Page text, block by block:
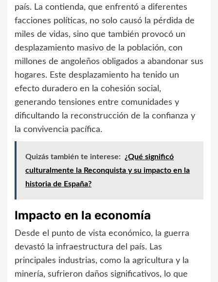
país. La contienda, que enfrentó a diferentes
facciones políticas, no solo causó la pérdida de
miles de vidas, sino que también provocó un
desplazamiento masivo de la población, con
millones de angoleños obligados a abandonar sus
hogares. Este desplazamiento ha tenido un
efecto duradero en la cohesión social,
generando tensiones entre comunidades y
dificultando la reconstrucción de la confianza y
la convivencia pacífica.
Quizás también te interese:
¿Qué significó
culturalmente la Reconquista y su impacto en la
historia de España?
Impacto en la economía
Desde el punto de vista económico, la guerra
devastó la infraestructura del país. Las
principales industrias, como la agricultura y la
minería, sufrieron daños significativos, lo que